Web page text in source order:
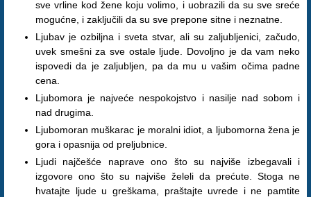
sve vrline kod žene koju volimo, i uobrazili da su sve sreće
mogućne, i zaključili da su sve prepone sitne i neznatne.
Ljubav je ozbiljna i sveta stvar, ali su zaljubljenici, začudo,
uvek smešni za sve ostale ljude. Dovoljno je da vam neko
ispovedi da je zaljubljen, pa da mu u vašim očima padne
cena.
Ljubomora je najveće nespokojstvo i nasilje nad sobom i
nad drugima.
Ljubomoran muškarac je moralni idiot, a ljubomorna žena je
gora i opasnija od preljubnice.
Ljudi najčešće naprave ono što su najviše izbegavali i
izgovore ono što su najviše želeli da prećute. Stoga ne
hvatajte ljude u greškama, praštajte uvrede i ne pamtite